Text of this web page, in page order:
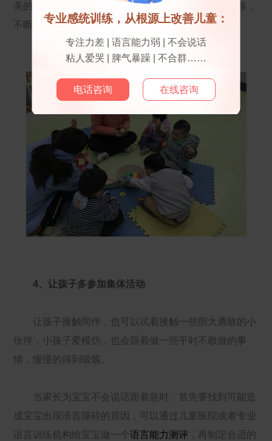
美的语言会在孩子的大脑里形成印刻，随着时间的推移，
不断渗透，能帮助孩子逐步建立语言能力。
4、让孩子多参加集体活动
让孩子接触同伴，也可以试着接触一些胆大勇敢的小
伙伴，小孩子爱模仿，也会跟着做一些平时不敢做的事
情，慢慢的得到锻炼。
当家长为宝宝不会说话而着急时，首先要找到可能造
成宝宝出现语言障碍的原因，可以通过儿童医院或者专业
语言训练机构给宝宝做一个语言能力测评 ，再制定合适的
专业感统训练，从根源上改善儿童：
专注力差 | 语言能力弱 | 不会说话
粘人爱哭 | 脾气暴躁 | 不合群……
电话咨询 在线咨询